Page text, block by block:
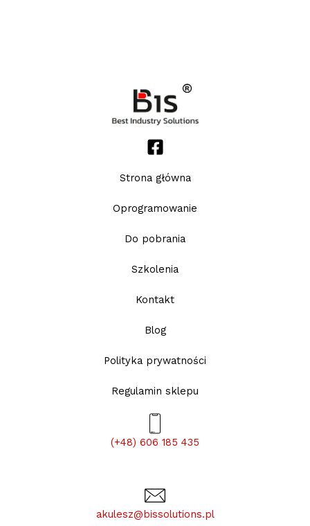
Strona główna
Oprogramowanie
Do pobrania
Szkolenia
Kontakt
Blog
Polityka prywatności
Regulamin sklepu
(+48) 606 185 435
akulesz@bissolutions.pl